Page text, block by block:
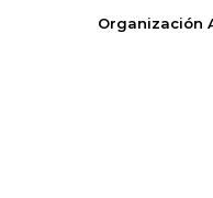
Organización